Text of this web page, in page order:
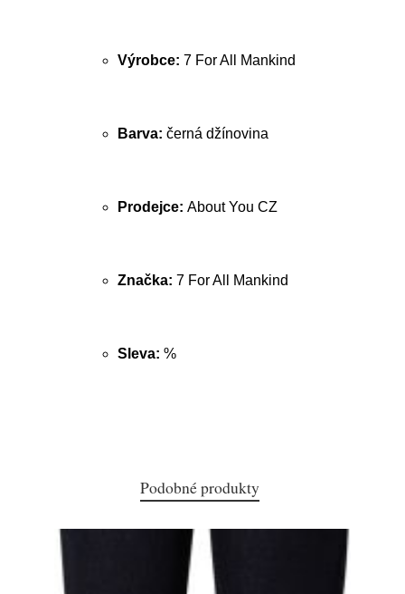
Výrobce: 7 For All Mankind
Barva: černá džínovina
Prodejce: About You CZ
Značka: 7 For All Mankind
Sleva: %
Podobné produkty